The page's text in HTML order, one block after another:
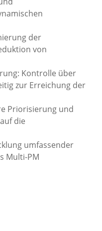
der
von
Kontrolle über
zur Erreichung der
Priorisierung und
die
umfassender
Multi-PM